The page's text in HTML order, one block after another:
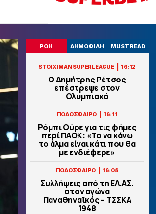
ΡΟΗ ΔΗΜΟΦΙΛΗ MUST READ
STOIXIMAN SUPERLEAGUE 16:12
Ο Δημήτρης Ρέτσος
επέστρεψε στον
Ολυμπιακό
ΠΟΔΟΣΦΑΙΡΟ 16:11
Ρόμπι Ούρε για τις φήμες
περί ΠΑΟΚ: «Το να κάνω
το άλμα είναι κάτι που θα
με ενδιέφερε»
ΠΟΔΟΣΦΑΙΡΟ 16:08
Συλλήψεις από τη ΕΛ.ΑΣ.
στον αγώνα
Παναθηναϊκός – ΤΣΣΚΑ
1948